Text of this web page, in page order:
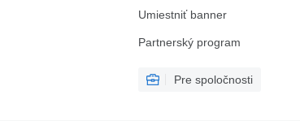
Umiestniť banner
Partnerský program
Pre spoločnosti